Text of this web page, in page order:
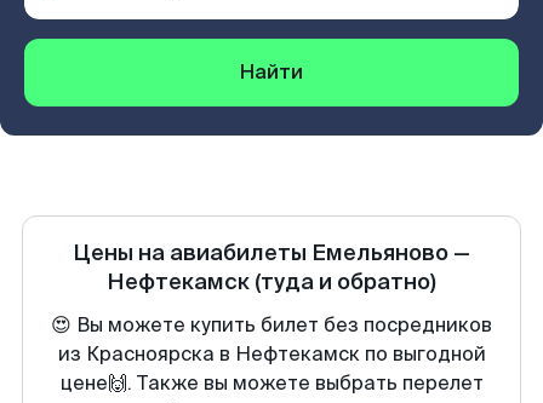
Найти
Цены на авиабилеты Емельяново —
Нефтекамск (туда и обратно)
😍 Вы можете купить билет без посредников
из Красноярска в Нефтекамск по выгодной
цене🙌. Также вы можете выбрать перелет